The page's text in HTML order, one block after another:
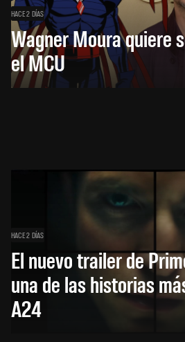
HACE 2 DÍAS
Wagner Moura quiere
el MCU
HACE 2 DÍAS
El nuevo trailer de
una de las historias
A24